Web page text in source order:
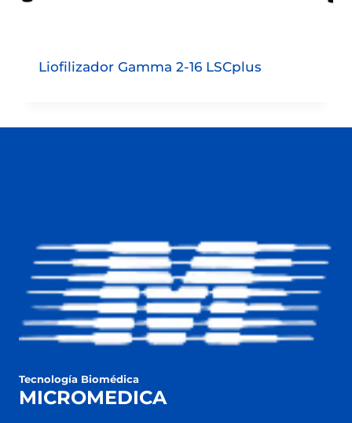
Liofilizador Gamma 2-16 LSCplus
Tecnología Biomédica
MICROMEDICA